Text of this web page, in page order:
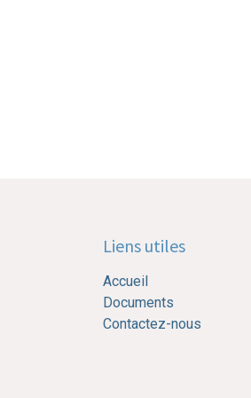
Liens utiles
Accueil
Documents
Contactez-nous